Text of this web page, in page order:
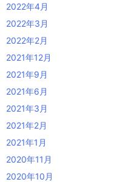
2022年4月
2022年3月
2022年2月
2021年12月
2021年9月
2021年6月
2021年3月
2021年2月
2021年1月
2020年11月
2020年10月